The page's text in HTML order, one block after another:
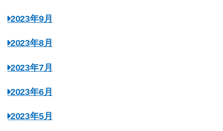
2023年9月
2023年8月
2023年7月
2023年6月
2023年5月